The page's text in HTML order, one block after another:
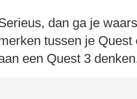
dan ga je
tussen je
een Quest 3